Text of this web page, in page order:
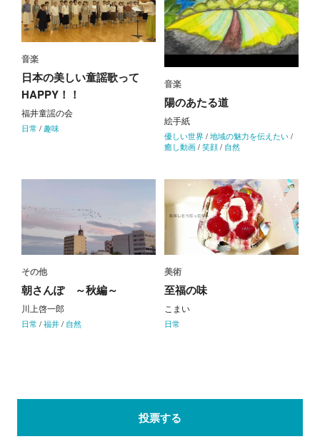
音楽
日本の美しい童謡歌って
HAPPY！！
福井童謡の会
日常 /趣味
音楽
陽のあたる道
絵手紙
優しい世界/地域の魅力を伝えたい/
癒し動画/笑顔/ 自然
その他
朝さんぽ ～秋編～
川上啓一郎
日常 /福井/ 自然
美術
至福の味
こまい
日常
投票する